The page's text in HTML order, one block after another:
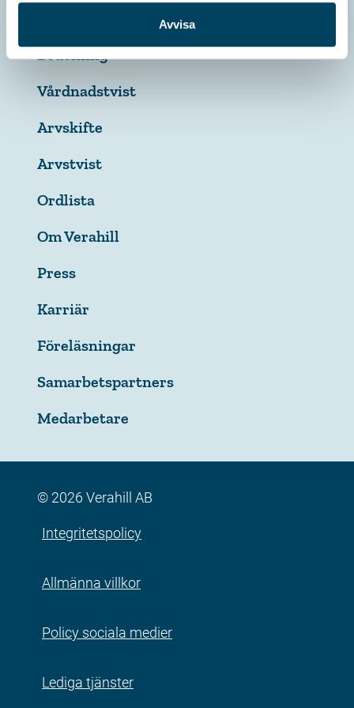
Avvisa
Bodelning
Vårdnadstvist
Arvskifte
Arvstvist
Ordlista
Om Verahill
Press
Karriär
Föreläsningar
Samarbetspartners
Medarbetare
© 2026 Verahill AB
Integritetspolicy
Allmänna villkor
Policy sociala medier
Lediga tjänster